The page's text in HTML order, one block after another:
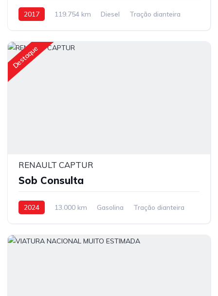
2017 119.754 km Diesel Tração dianteira
Destaque
RENAULT CAPTUR
Sob Consulta
2024 13.000 km Gasolina Tração dianteira